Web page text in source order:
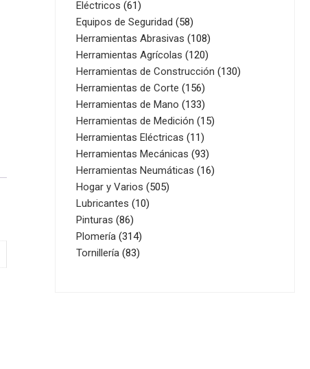
Eléctricos 6161
productos
Equipos de Seguridad 5858
productos
Herramientas Abrasivas 108108
productos
Herramientas Agrícolas 120120
productos
Herramientas de Construcción 130130
Herramientas de Corte 156156
productos
Herramientas de Mano 133133
productos
Herramientas de Medición 1515
Herramientas Eléctricas 1111
productos
Herramientas Mecánicas 9393
productos
Herramientas Neumáticas 1616
Hogar y Varios 505505
Lubricantes 1010
Pinturas 8686
productos
Plomería 314314
productos
Tornillería 8383